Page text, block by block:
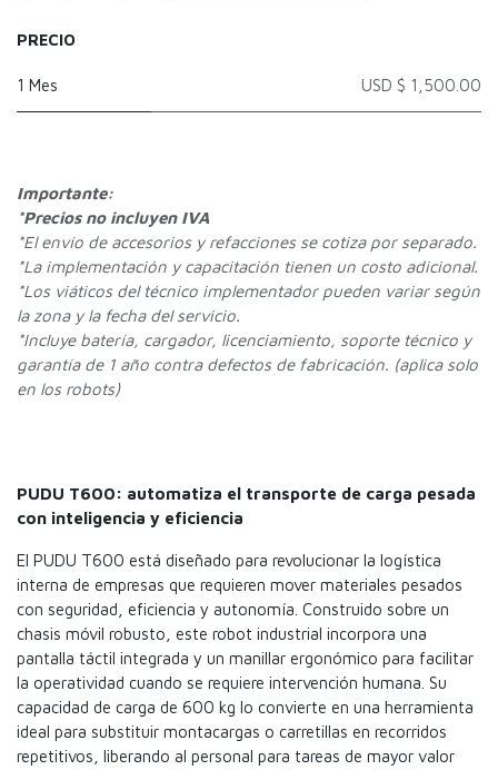
PRECIO
1 Mes USD $ 1,500.00
Importante:
*Precios no incluyen IVA
*El envío de accesorios y refacciones se cotiza por separado.
*La implementación y capacitación tienen un costo adicional.
*Los viáticos del técnico implementador pueden variar según
la zona y la fecha del servicio.
*Incluye batería, cargador, licenciamiento, soporte técnico y
garantía de 1 año contra defectos de fabricación. (aplica solo
en los robots)
PUDU T600: automatiza el transporte de carga pesada
con inteligencia y eficiencia
El PUDU T600 está diseñado para revolucionar la logística
interna de empresas que requieren mover materiales pesados
con seguridad, eficiencia y autonomía. Construido sobre un
chasis móvil robusto, este robot industrial incorpora una
pantalla táctil integrada y un manillar ergonómico para facilitar
la operatividad cuando se requiere intervención humana. Su
capacidad de carga de 600 kg lo convierte en una herramienta
ideal para substituir montacargas o carretillas en recorridos
repetitivos, liberando al personal para tareas de mayor valor